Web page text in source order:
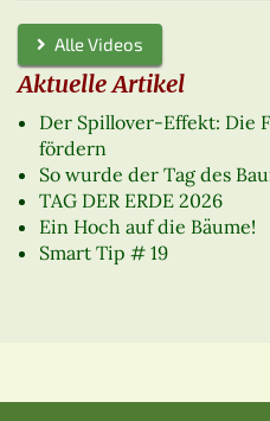
Alle Videos
Aktuelle Artikel
Der Spillover-Effekt: Die
fördern
So wurde der Tag des
TAG DER ERDE 2026
Ein Hoch auf die Bäume!
Smart Tip # 19